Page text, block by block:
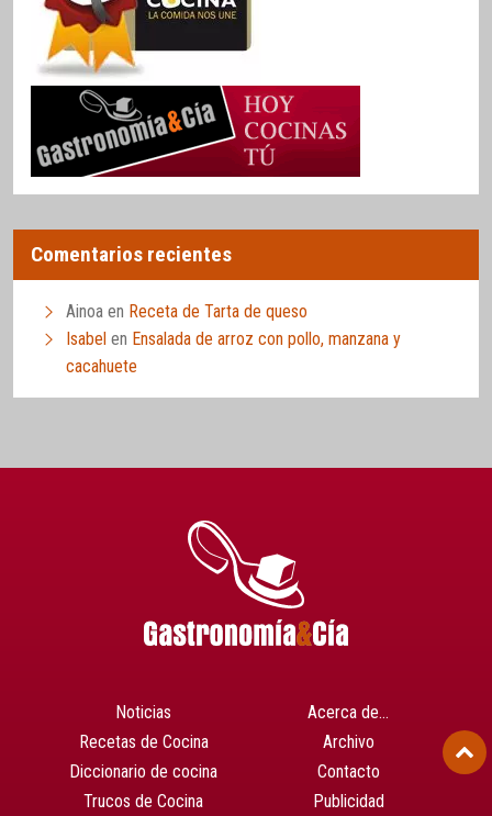
Comentarios recientes
Ainoa en Receta de Tarta de queso
Isabel en Ensalada de arroz con pollo, manzana y
cacahuete
Noticias
Recetas de Cocina
Diccionario de cocina
Trucos de Cocina
Acerca de…
Archivo
Contacto
Publicidad